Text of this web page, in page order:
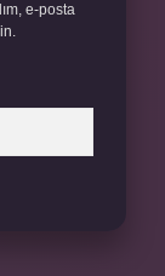
e-posta